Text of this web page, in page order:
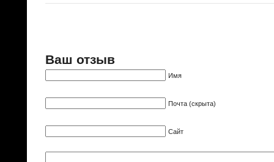
Ваш отзыв
Имя
Почта (скрыта)
Сайт